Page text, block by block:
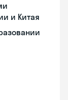
и Китая